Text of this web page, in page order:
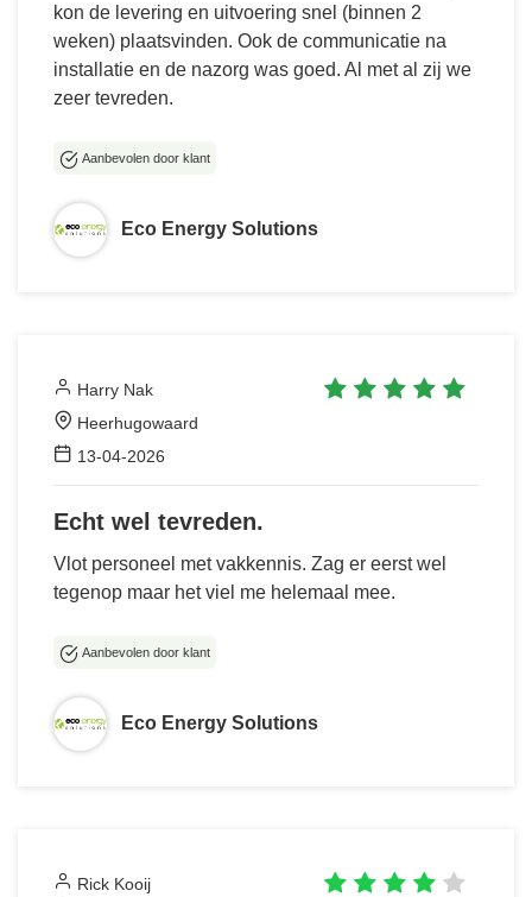
kon de levering en uitvoering snel (binnen 2
weken) plaatsvinden. Ook de communicatie na
installatie en de nazorg was goed. Al met al zij we
zeer tevreden.
Eco Energy Solutions
Aanbevolen door klant
Harry Nak
Heerhugowaard
13-04-2026
Echt wel tevreden.
Vlot personeel met vakkennis. Zag er eerst wel
tegenop maar het viel me helemaal mee.
Eco Energy Solutions
Aanbevolen door klant
Rick Kooij